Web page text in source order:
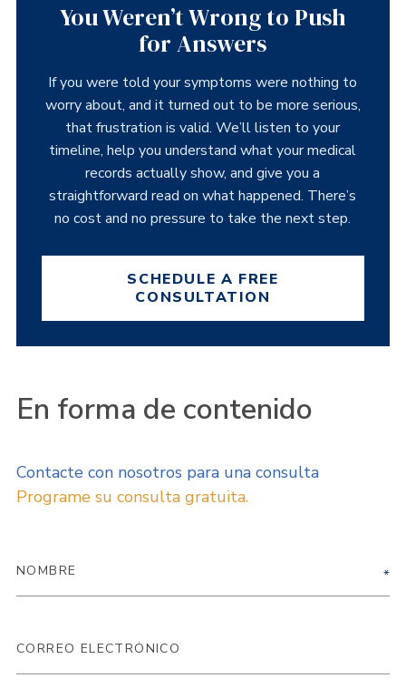
You Weren’t Wrong to Push
for Answers
If you were told your symptoms were nothing to
worry about, and it turned out to be more serious,
that frustration is valid. We’ll listen to your
timeline, help you understand what your medical
records actually show, and give you a
straightforward read on what happened. There’s
no cost and no pressure to take the next step.
SCHEDULE A FREE
CONSULTATION
En forma de contenido
Contacte con nosotros para una consulta
Programe su consulta gratuita.